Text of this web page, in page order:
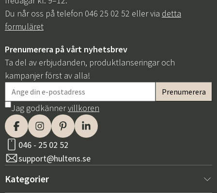
Du når oss på telefon 046 25 02 52 eller via detta
formuläret
Prenumerera på vårt nyhetsbrev
Ta del av erbjudanden, produktlanseringar och
kampanjer först av alla!
Jag godkännervillkoren
046 - 25 02 52
support@hultens.se
Kategorier